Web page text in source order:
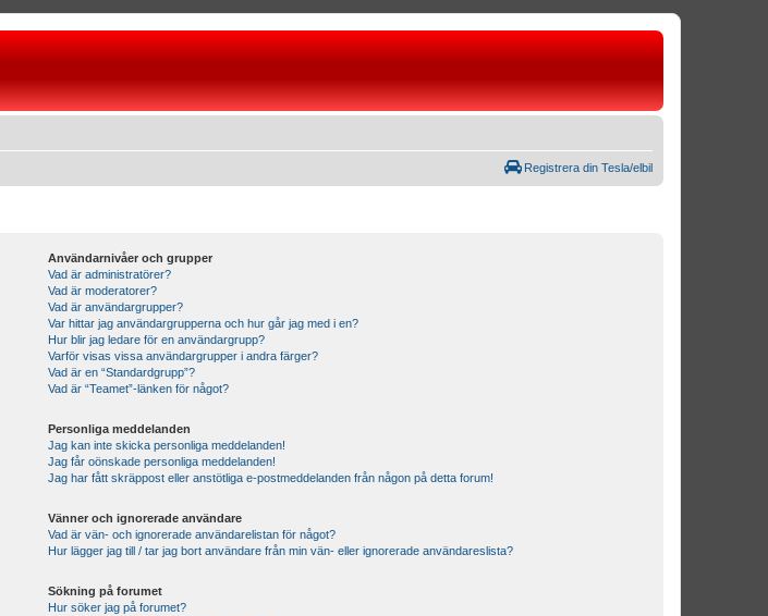
Registrera din Tesla/elbil
Användarnivåer och grupper
Vad är administratörer?
Vad är moderatorer?
Vad är användargrupper?
Var hittar jag användargrupperna och hur går jag med i en?
Hur blir jag ledare för en användargrupp?
Varför visas vissa användargrupper i andra färger?
Vad är en “Standardgrupp”?
Vad är “Teamet”-länken för något?
Personliga meddelanden
Jag kan inte skicka personliga meddelanden!
Jag får oönskade personliga meddelanden!
Jag har fått skräppost eller anstötliga e-postmeddelanden från någon på detta forum!
Vänner och ignorerade användare
Vad är vän- och ignorerade användarelistan för något?
Hur lägger jag till / tar jag bort användare från min vän- eller ignorerade användareslista?
Sökning på forumet
Hur söker jag på forumet?